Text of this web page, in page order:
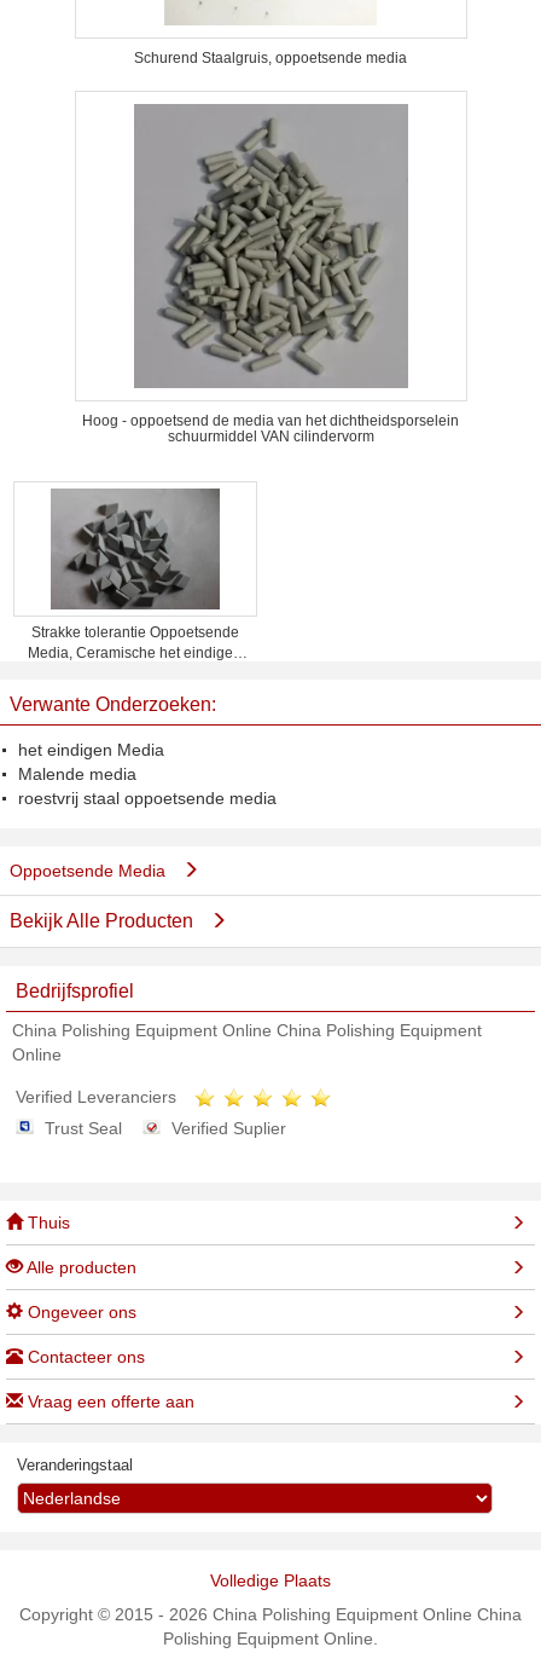
Schurend Staalgruis, oppoetsende media
Hoog - oppoetsend de media van het dichtheidsporselein
schuurmiddel VAN cilindervorm
Strakke tolerantie Oppoetsende
Media, Ceramische het eindigen
Verwante Onderzoeken:
het eindigen Media
Malende media
roestvrij staal oppoetsende media
Oppoetsende Media
Bekijk Alle Producten
Bedrijfsprofiel
China Polishing Equipment Online China Polishing Equipment
Online
Verified Leveranciers
Trust Seal
Verified Suplier
Thuis
Alle producten
Ongeveer ons
Contacteer ons
Vraag een offerte aan
Veranderingstaal
Volledige Plaats
Copyright © 2015 - 2026 China Polishing Equipment Online China
Polishing Equipment Online.